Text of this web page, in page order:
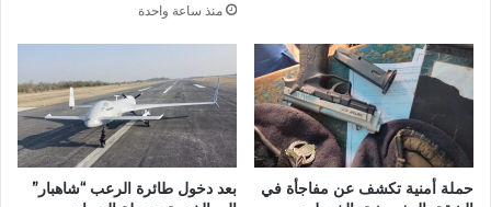
منذ ساعة واحدة
حملة أمنية تكشف عن مفاجأة في
بعد دخول طائرة الرعب “شاهبار”